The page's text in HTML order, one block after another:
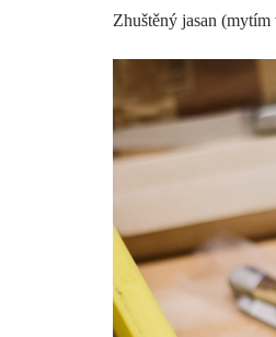
Zhuštěný jasan